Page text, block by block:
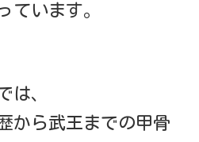
ています。
は、
から武王までの甲骨